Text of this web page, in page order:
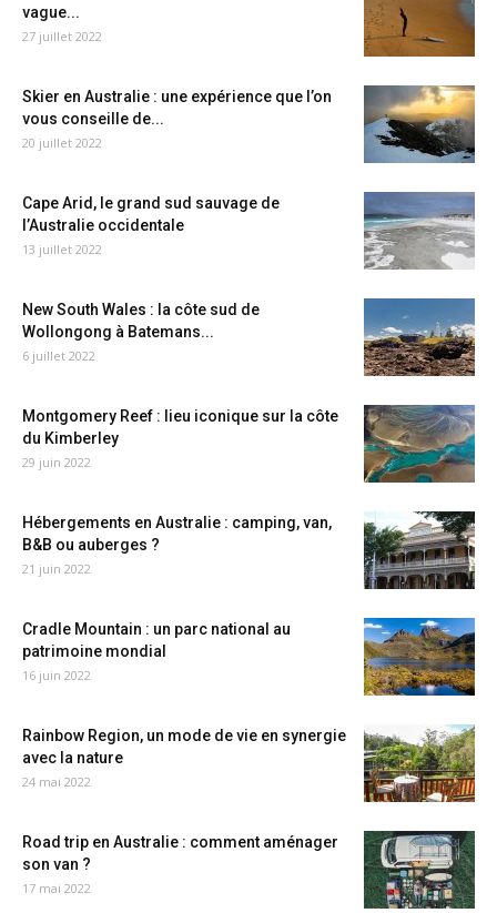
vague...
27 juillet 2022
Skier en Australie : une expérience que l’on
vous conseille de...
20 juillet 2022
Cape Arid, le grand sud sauvage de
l’Australie occidentale
13 juillet 2022
New South Wales : la côte sud de
Wollongong à Batemans...
6 juillet 2022
Montgomery Reef : lieu iconique sur la côte
du Kimberley
29 juin 2022
Hébergements en Australie : camping, van,
B&B ou auberges ?
21 juin 2022
Cradle Mountain : un parc national au
patrimoine mondial
16 juin 2022
Rainbow Region, un mode de vie en synergie
avec la nature
24 mai 2022
Road trip en Australie : comment aménager
son van ?
17 mai 2022